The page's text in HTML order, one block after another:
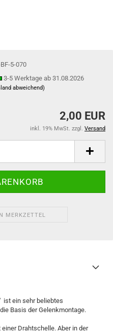
5-070
3-5 Werktage ab 31.08.2026
abweichend)
2,00 EUR
inkl. 19% MwSt. zzgl. Versand
MERKZETTEL
ist ein sehr beliebtes
Basis der Gelenkmontage.
einer Drahtschelle. Aber in der